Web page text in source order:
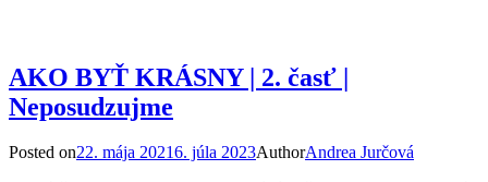
AKO BYŤ KRÁSNY | 2. časť |
Neposudzujme
Posted on22. mája 20216. júla 2023AuthorAndrea Jurčová